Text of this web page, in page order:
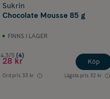
Sukrin
Chocolate Mousse 85 g
FINNS I LAGER
4.3/5 (4)
28 kr
Ord.pris 33 kr Lägsta pris 32 kr
Köp